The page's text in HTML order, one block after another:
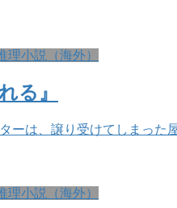
理小説（海外）
る』
は、譲り受けてしまっ
理小説（海外）